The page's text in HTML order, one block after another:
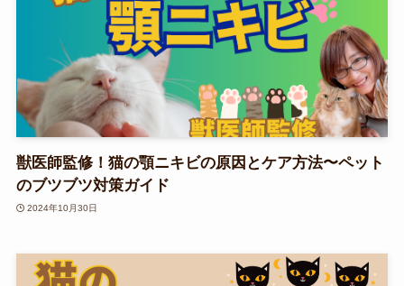
獣医師監修！猫の顎ニキビの原因とケア方法〜ペット
のブツブツ対策ガイド
2024年10月30日